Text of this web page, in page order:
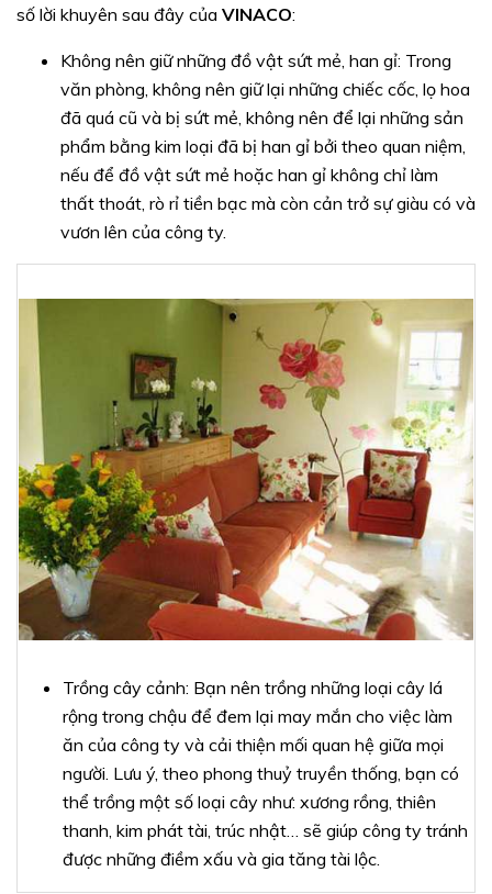
số lời khuyên sau đây của VINACO:
Không nên giữ những đồ vật sứt mẻ, han gỉ: Trong
văn phòng, không nên giữ lại những chiếc cốc, lọ hoa
đã quá cũ và bị sứt mẻ, không nên để lại những sản
phẩm bằng kim loại đã bị han gỉ bởi theo quan niệm,
nếu để đồ vật sứt mẻ hoặc han gỉ không chỉ làm
thất thoát, rò rỉ tiền bạc mà còn cản trở sự giàu có và
vươn lên của công ty.
Trồng cây cảnh: Bạn nên trồng những loại cây lá
rộng trong chậu để đem lại may mắn cho việc làm
ăn của công ty và cải thiện mối quan hệ giữa mọi
người. Lưu ý, theo phong thuỷ truyền thống, bạn có
thể trồng một số loại cây như: xương rồng, thiên
thanh, kim phát tài, trúc nhật… sẽ giúp công ty tránh
được những điềm xấu và gia tăng tài lộc.